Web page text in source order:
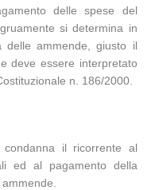
delle spese del
si determina in
delle ammende, giusto il
deve essere interpretato
n. 186/2000.
il ricorrente al
ed al pagamento della